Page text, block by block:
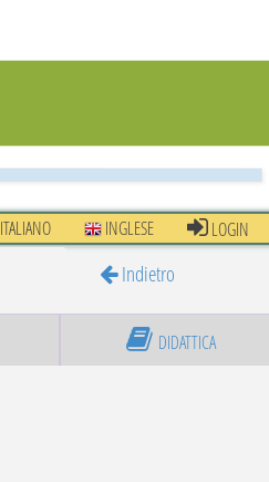
ITALIANO INGLESE
LOGIN
Indietro
DIDATTICA